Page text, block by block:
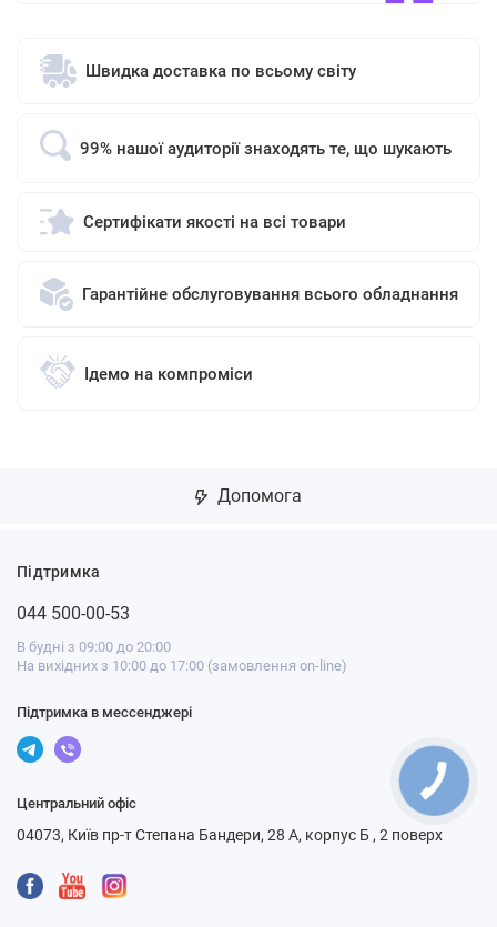
Швидка доставка по всьому світу
99% нашої аудиторії знаходять те, що шукають
Сертифікати якості на всі товари
Гарантійне обслуговування всього обладнання
Ідемо на компроміси
Допомога
Підтримка
044 500-00-53
В будні з 09:00 до 20:00
На вихідних з 10:00 до 17:00 (замовлення on-line)
Підтримка в мессенджері
Центральний офіс
04073, Київ пр-т Степана Бандери, 28 А, корпус Б , 2 поверх